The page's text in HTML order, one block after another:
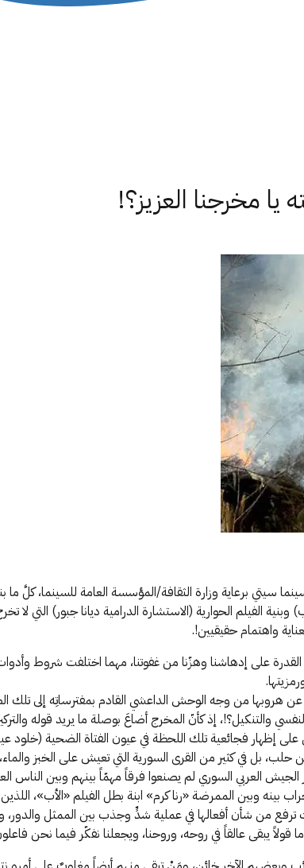
مخرجنا العزيز؟!
برعاية وزارة الثقافة/المؤسسة العامة للسينما، كلَّ ما
الحوارية (الاستشارة الدرامية ديانا جبور) التي لا
واهتمام حقيقيين!.
القدرة على إدهاشنا وهزّنا من غفوتنا، مهما اختلفت شروط
هروبها من وجه الوحش الداعشي القادم بمفترساتِه إلى
والتنكيل؟!، إذ كأنّ المخرج أضاعَ بوصلة ما يريد قوله
إظهار فجائعية تلك اللحظة في عيون الفتاة الضحية
في كثير من القرى السورية التي تعيش على الخبز
العربي السوري لم يصنعوا فرقاً مهمّاً بينهم وبين
وبين الممرضة «رنا كرم» ابنة بطل الفيلم «الأب»،
من شأن أفعالها في عملية شدٍّ وجذب بين الممثل والدور،
يبقى عالقاً في روحه، وروحنا، ويجعلنا نفكّر فيما نحن فاعلون